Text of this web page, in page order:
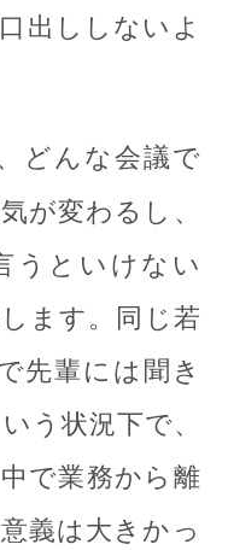
出ししないよ
どんな会議で
が変わるし、
うといけない
ます。同じ若
先輩には聞き
う状況下で、
で業務から離
義は大きかっ